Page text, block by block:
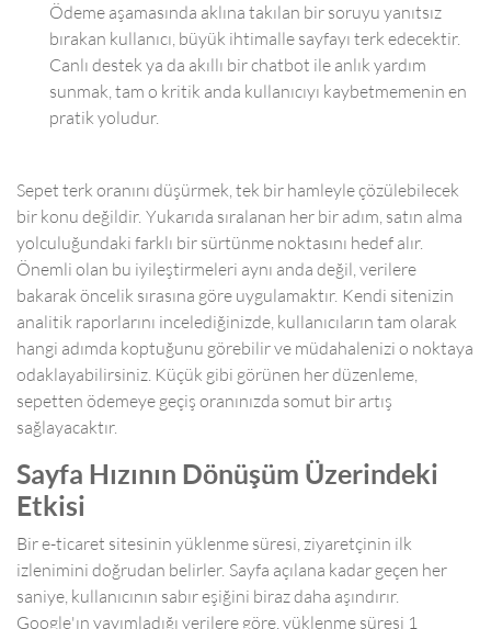
Ödeme aşamasında aklına takılan bir soruyu yanıtsız
bırakan kullanıcı, büyük ihtimalle sayfayı terk edecektir.
Canlı destek ya da akıllı bir chatbot ile anlık yardım
sunmak, tam o kritik anda kullanıcıyı kaybetmemenin en
pratik yoludur.
Sepet terk oranını düşürmek, tek bir hamleyle çözülebilecek
bir konu değildir. Yukarıda sıralanan her bir adım, satın alma
yolculuğundaki farklı bir sürtünme noktasını hedef alır.
Önemli olan bu iyileştirmeleri aynı anda değil, verilere
bakarak öncelik sırasına göre uygulamaktır. Kendi sitenizin
analitik raporlarını incelediğinizde, kullanıcıların tam olarak
hangi adımda koptuğunu görebilir ve müdahalenizi o noktaya
odaklayabilirsiniz. Küçük gibi görünen her düzenleme,
sepetten ödemeye geçiş oranınızda somut bir artış
sağlayacaktır.
Sayfa Hızının Dönüşüm Üzerindeki
Etkisi
Bir e-ticaret sitesinin yüklenme süresi, ziyaretçinin ilk
izlenimini doğrudan belirler. Sayfa açılana kadar geçen her
saniye, kullanıcının sabır eşiğini biraz daha aşındırır.
Google'ın yayımladığı verilere göre, yüklenme süresi 1